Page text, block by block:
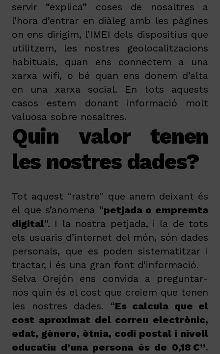
servir “explica” coses de nosaltres a
l’hora d’entrar en diàleg amb les pàgines
on ens dirigim, l’IMEI dels dispositius que
utilitzem, les nostres geolocalitzacions
habituals, quan ens connectem a una
xarxa wifi, o bé quan ens donem d’alta
en una xarxa social. En tots aquests
casos estem donant informació molt
valuosa sobre nosaltres.
Quin valor tenen
les nostres dades?
Tot aquest “rastre” que anem deixant és
el que s’anomena “petjada o empremta
digital“. I la nostra petjada, i la de tots
els usuaris d’internet del món, són dades
personals, que es poden sistematitzar i
tractar, i és una gran font d’informació.
Selva Orejón ens convida a preguntar-
nos quin és el cost que creiem que tenen
les nostres dades. “Es calcula que el
cost aproximat del correu electrònic,
edat, gènere, ètnia, codi postal i nivell
educatiu d’una persona és de 0,18 €”.